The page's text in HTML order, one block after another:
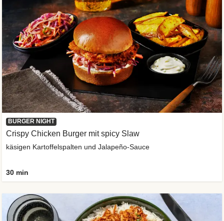
BURGER NIGHT
Crispy Chicken Burger mit spicy Slaw
käsigen Kartoffelspalten und Jalapeño-Sauce
30 min